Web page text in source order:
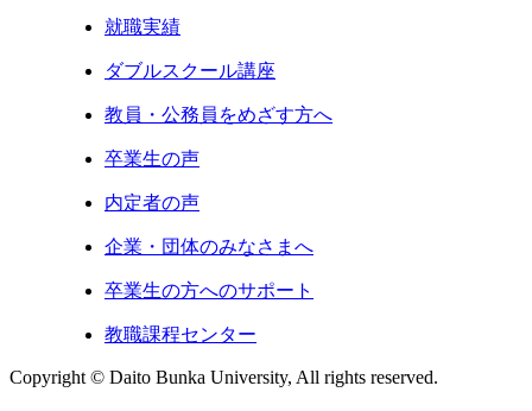
就職実績
ダブルスクール講座
教員・公務員をめざす方へ
卒業生の声
内定者の声
企業・団体のみなさまへ
卒業生の方へのサポート
教職課程センター
Copyright © Daito Bunka University, All rights reserved.